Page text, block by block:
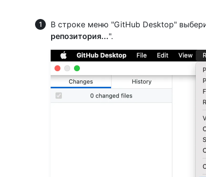
В строке меню "GitHub Desktop"
репозитория...".